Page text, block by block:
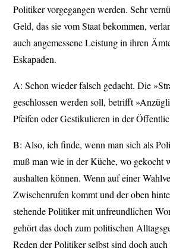
Politiker vorgegangen werden. Sehr
Geld, das sie vom Staat bekommen,
auch angemessene Leistung in ihren
Eskapaden.
A: Schon wieder falsch gedacht. Die
geschlossen werden soll, betrifft
Pfeifen oder Gestikulieren in der
B: Also, ich finde, wenn man sich als
muß man wie in der Küche, wo gekocht
aushalten können. Wenn auf einer
Zwischenrufen kommt und der oben
stehende Politiker mit unfreundlichen
gehört das doch zum politischen
Reden der Politiker selbst sind doch